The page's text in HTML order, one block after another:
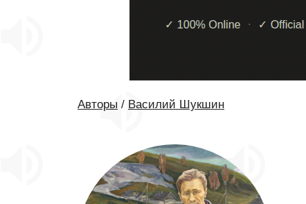
Авторы / Василий Шукшин